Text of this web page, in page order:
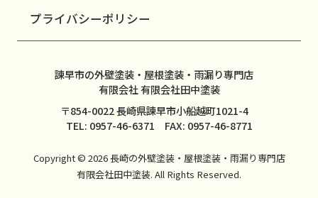
プライバシーポリシー
諫早市の外壁塗装・屋根塗装・雨漏り専門店
有限会社 有限会社田中塗装
〒854-0022 長崎県諫早市小船越町1021-4
TEL: 0957-46-6371 FAX: 0957-46-8771
Copyright © 2026 長崎の外壁塗装・屋根塗装・雨漏り専門店
有限会社田中塗装. All Rights Reserved.